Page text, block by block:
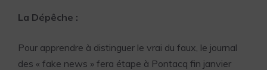
La Dépêche :
Pour apprendre à distinguer le vrai du faux, le journal
des « fake news » fera étape à Pontacq fin janvier